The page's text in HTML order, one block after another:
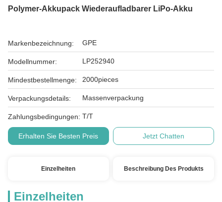
Polymer-Akkupack Wiederaufladbarer LiPo-Akku
Markenbezeichnung: GPE
Modellnummer: LP252940
Mindestbestellmenge: 2000pieces
Verpackungsdetails: Massenverpackung
Zahlungsbedingungen: T/T
Erhalten Sie Besten Preis Jetzt Chatten
Einzelheiten Beschreibung Des Produkts
Einzelheiten